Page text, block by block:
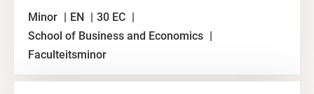
Minor EN
30 EC
School of Business and Economics
Faculteitsminor